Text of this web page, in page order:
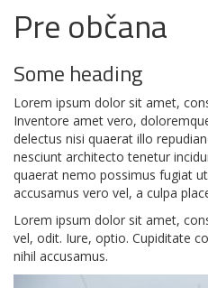
Pre občana
Some heading
Lorem ipsum dolor sit amet,
Inventore amet vero,
delectus nisi quaerat illo
nesciunt architecto tenetur
quaerat nemo possimus fugiat
accusamus vero vel, a culpa
Lorem ipsum dolor sit amet,
vel, odit. Iure, optio. Cupiditate
nihil accusamus.